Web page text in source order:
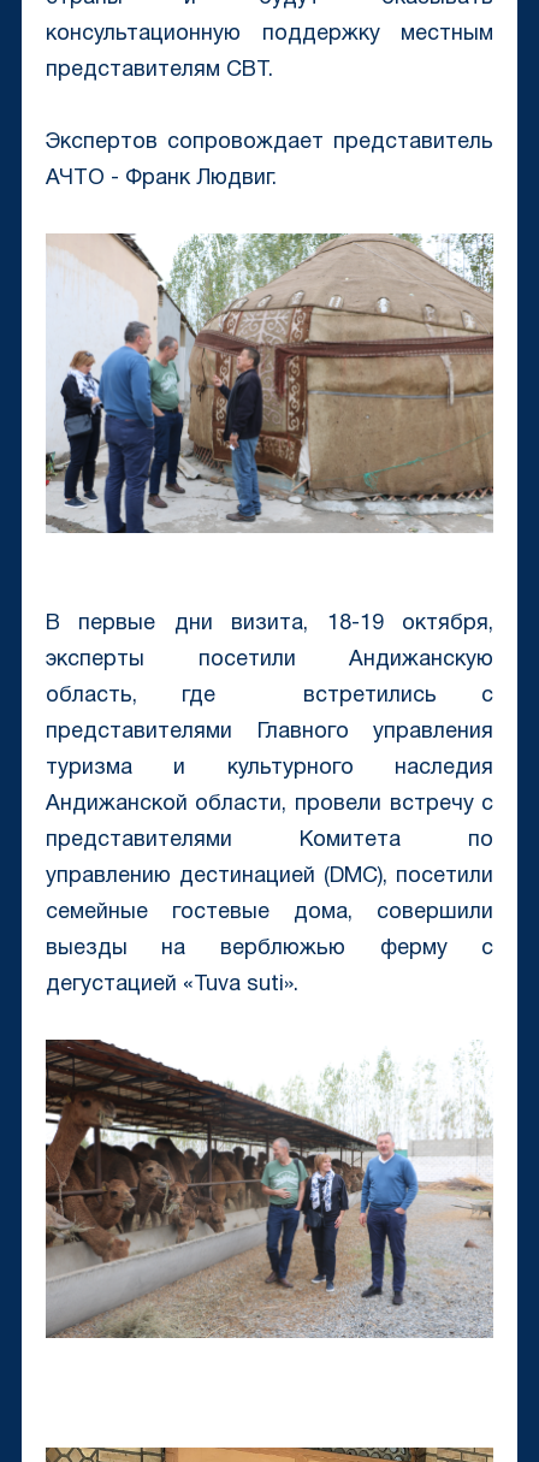
консультационную поддержку местным
представителям СВТ.
Экспертов сопровождает представитель
АЧТО - Франк Людвиг.
В первые дни визита, 18-19 октября,
эксперты посетили Андижанскую
область, где встретились с
представителями Главного управления
туризма и культурного наследия
Андижанской области, провели встречу с
представителями Комитета по
управлению дестинацией (DMC), посетили
семейные гостевые дома, совершили
выезды на верблюжью ферму с
дегустацией «Tuva suti».